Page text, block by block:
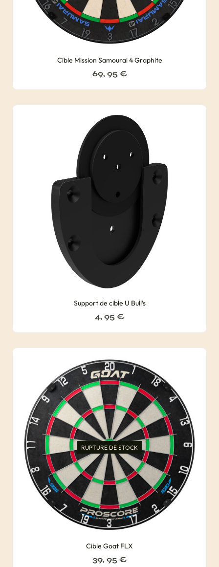
Cible Mission Samourai 4 Graphite
69, 95 €
Support de cible U Bull’s
4, 95 €
RUPTURE DE STOCK
Cible Goat FLX
39, 95 €